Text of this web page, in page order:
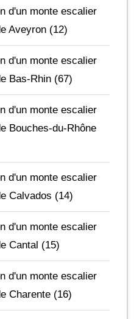
d'un monte escalier
Aveyron (12)
d'un monte escalier
Bas-Rhin (67)
d'un monte escalier
Bouches-du-Rhône
d'un monte escalier
Calvados (14)
d'un monte escalier
Cantal (15)
d'un monte escalier
Charente (16)